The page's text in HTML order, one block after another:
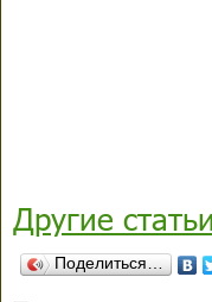
Другие статьи
Поделиться…